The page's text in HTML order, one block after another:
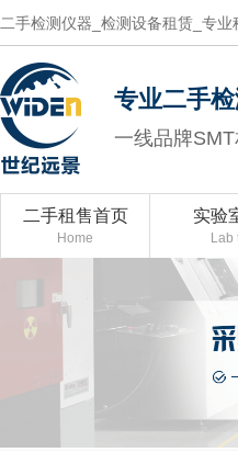
二手检测仪器_检测设备租赁_专
专业二手
一线品牌
二手租售首页
Home
实验
Lab